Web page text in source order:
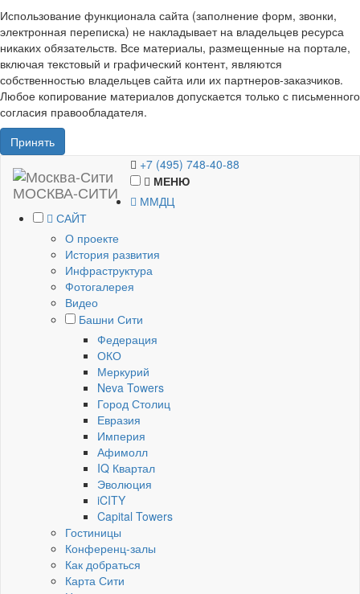
Использование функционала сайта (заполнение форм, звонки,
электронная переписка) не накладывает на владельцев ресурса
никаких обязательств. Все материалы, размещенные на портале,
включая текстовый и графический контент, являются
собственностью владельцев сайта или их партнеров-заказчиков.
Любое копирование материалов допускается только с письменного
согласия правообладателя.
Принять
МОСКВА-СИТИ
+7 (495) 748-40-88
МЕНЮ
ММДЦ
САЙТ
О проекте
История развития
Инфраструктура
Фотогалерея
Видео
Башни Сити
Федерация
ОКО
Меркурий
Neva Towers
Город Столиц
Евразия
Империя
Афимолл
IQ Квартал
Эволюция
iCITY
Capital Towers
Гостиницы
Конференц-залы
Как добраться
Карта Сити